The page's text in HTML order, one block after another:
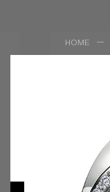
HOME